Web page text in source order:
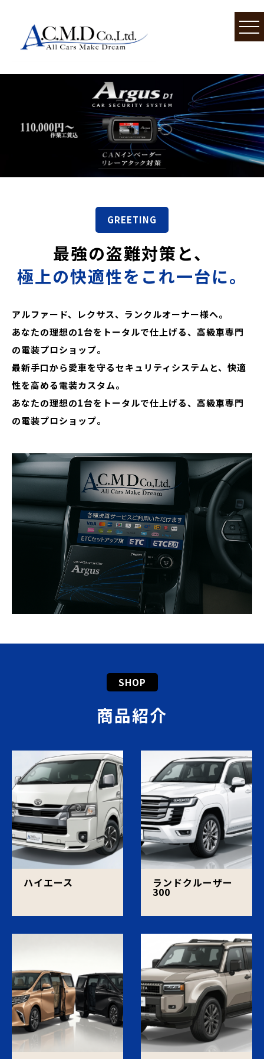
GREETING
最強の盗難対策と、
極上の快適性をこれ一台に。
アルファード、レクサス、ランクルオーナー様へ。
あなたの理想の1台をトータルで仕上げる、高級車専門
の電装プロショップ。
最新手口から愛車を守るセキュリティシステムと、快適
性を高める電装カスタム。
あなたの理想の1台をトータルで仕上げる、高級車専門
の電装プロショップ。
SHOP
商品紹介
ハイエース ランドクルーザー
300